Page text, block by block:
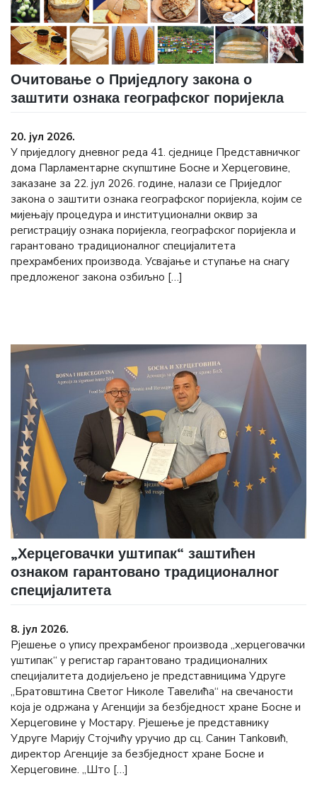
Очитовање o Приједлогу закона о
заштити ознака географског поријекла
20. јул 2026.
У приједлогу дневног реда 41. сједнице Представничког
дома Парламентарне скупштине Босне и Херцеговине,
заказане за 22. јул 2026. године, налази се Приједлог
закона о заштити ознака географског поријекла, којим се
мијењају процедура и институционални оквир за
регистрацију ознака поријекла, географског поријекла и
гарантовано традиционалног специјалитета
прехрамбених производа. Усвајање и ступање на снагу
предложеног закона озбиљно […]
„Херцеговачки уштипак“ заштићен
ознаком гарантовано традиционалног
специјалитета
8. јул 2026.
Рјешење о упису прехрамбеног производа „херцеговачки
уштипак“ у регистар гарантовано традиционалних
специјалитета додијељено је представницима Удруге
„Братовштина Светог Николе Тавелића“ на свечаности
која је одржана у Агенцији за безбједност хране Босне и
Херцеговине у Мостару. Рјешење је представнику
Удруге Марију Стојчићу уручио др сц. Санин Тankовић,
директор Агенције за безбједност хране Босне и
Херцеговине. „Што […]